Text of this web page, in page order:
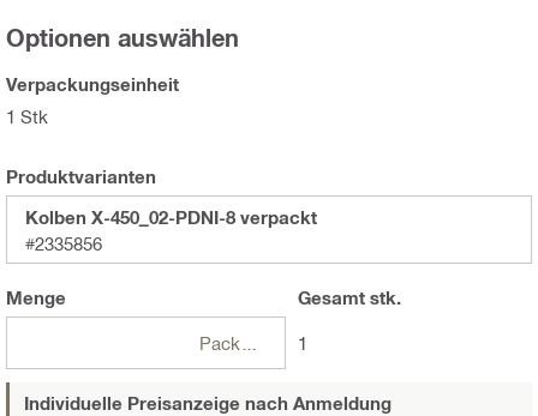
Optionen auswählen
Verpackungseinheit
1 Stk
Produktvarianten
Kolben X-450_02-PDNI-8 verpackt
#2335856
Menge
Packungen
Gesamtstk.
1
Individuelle Preisanzeige nach Anmeldung